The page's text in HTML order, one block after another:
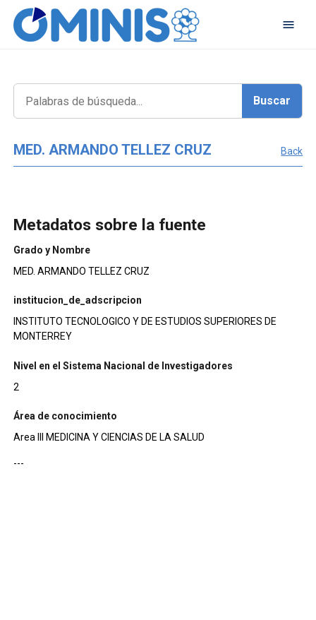
MED. ARMANDO TELLEZ CRUZ Back
Metadatos sobre la fuente
Grado y Nombre
MED. ARMANDO TELLEZ CRUZ
institucion_de_adscripcion
INSTITUTO TECNOLOGICO Y DE ESTUDIOS SUPERIORES DE
MONTERREY
Nivel en el Sistema Nacional de Investigadores
2
Área de conocimiento
Area III MEDICINA Y CIENCIAS DE LA SALUD
---